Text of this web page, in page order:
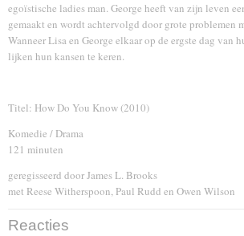
egoïstische ladies man. George heeft van zijn leven
gemaakt en wordt achtervolgd door grote problemen
Wanneer Lisa en George elkaar op de ergste dag van
lijken hun kansen te keren.
Titel: How Do You Know (2010)
Komedie / Drama
121 minuten
geregisseerd door James L. Brooks
met Reese Witherspoon, Paul Rudd en Owen Wilson
Reacties